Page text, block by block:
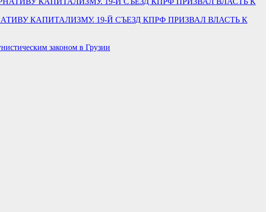
КАПИТАЛИЗМУ. 19-Й СЪЕЗД КПРФ ПРИЗВАЛ ВЛАСТЬ К
законом в Грузии